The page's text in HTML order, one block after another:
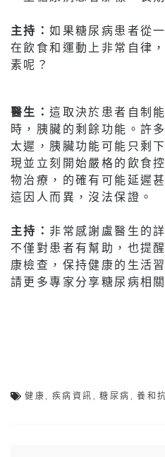
主持：如果糖尿病患者從
在飲食和運動上非常自律
素呢？
醫生：這取決於患者自制
時，胰臟的剩餘功能。許
太遲，胰臟功能可能只剩
現並立刻開始嚴格的飲食
物治療，的確有可能延遲
這因人而異，沒法保證。
主持： 非常感謝盧醫生的
不僅對患者有幫助，也提
康檢查，保持健康的生活
請更多專家分享糖尿病相
健康 ,疾病資訊 ,糖尿病 ,養和